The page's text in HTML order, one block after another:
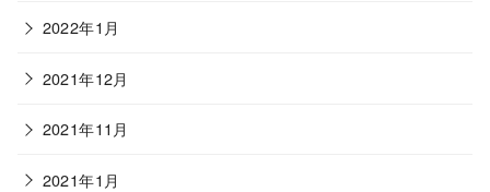
2022年1月
2021年12月
2021年11月
2021年1月